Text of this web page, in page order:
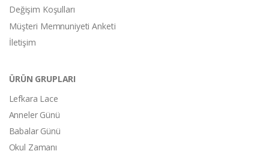
Değişim Koşulları
Müşteri Memnuniyeti Anketi
İletişim
ÜRÜN GRUPLARI
Lefkara Lace
Anneler Günü
Babalar Günü
Okul Zamanı